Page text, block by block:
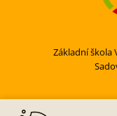
Základní škola